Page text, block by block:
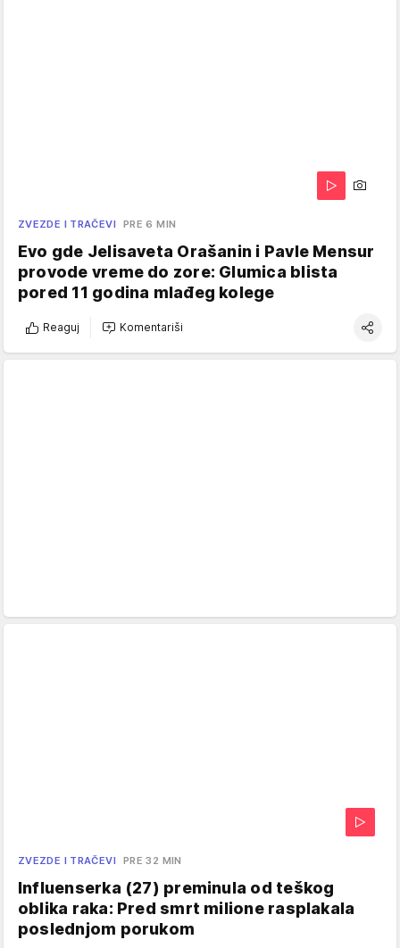
ZVEZDE I TRAČEVI PRE 6 MIN
Evo gde Jelisaveta Orašanin i Pavle Mensur
provode vreme do zore: Glumica blista
pored 11 godina mlađeg kolege
Reaguj Komentariši
ZVEZDE I TRAČEVI PRE 32 MIN
Influenserka (27) preminula od teškog
oblika raka: Pred smrt milione rasplakala
poslednjom porukom